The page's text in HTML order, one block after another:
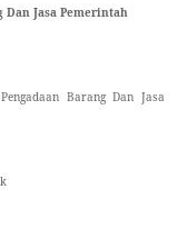
Dan Jasa Pemerintah
Barang Dan Jasa